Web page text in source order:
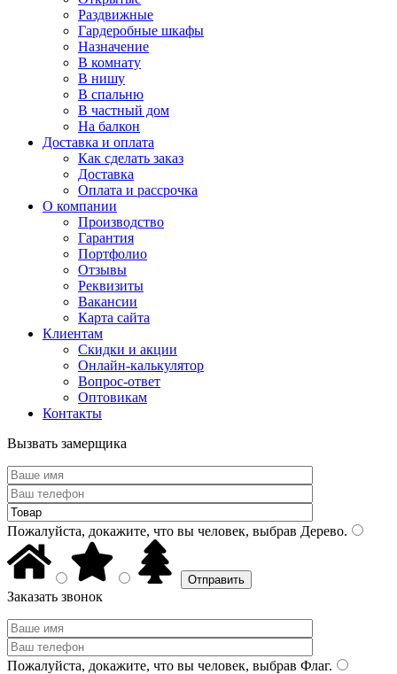
Раздвижные
Гардеробные шкафы
Назначение
В комнату
В нишу
В спальню
В частный дом
На балкон
Доставка и оплата
Как сделать заказ
Доставка
Оплата и рассрочка
О компании
Производство
Гарантия
Портфолио
Отзывы
Реквизиты
Вакансии
Карта сайта
Клиентам
Скидки и акции
Онлайн-калькулятор
Вопрос-ответ
Оптовикам
Контакты
Вызвать замерщика
Пожалуйста, докажите, что вы человек, выбрав Дерево.
Заказать звонок
Пожалуйста, докажите, что вы человек, выбрав Флаг.